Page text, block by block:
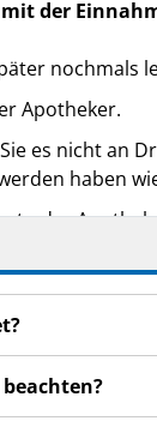
der
nochmals
Apotheker.
es nicht an
haben
oder
Siehe